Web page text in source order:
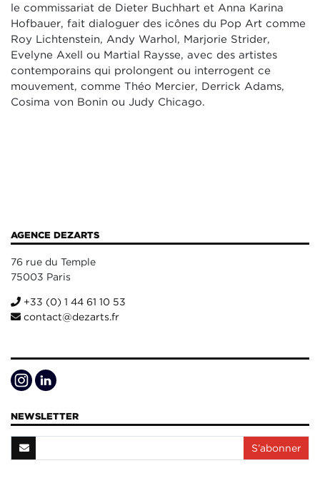
le commissariat de Dieter Buchhart et Anna Karina
Hofbauer, fait dialoguer des icônes du Pop Art comme
Roy Lichtenstein, Andy Warhol, Marjorie Strider,
Evelyne Axell ou Martial Raysse, avec des artistes
contemporains qui prolongent ou interrogent ce
mouvement, comme Théo Mercier, Derrick Adams,
Cosima von Bonin ou Judy Chicago.
AGENCE DEZARTS
76 rue du Temple
75003 Paris
+33 (0) 1 44 61 10 53
contact@dezarts.fr
NEWSLETTER
S’abonner